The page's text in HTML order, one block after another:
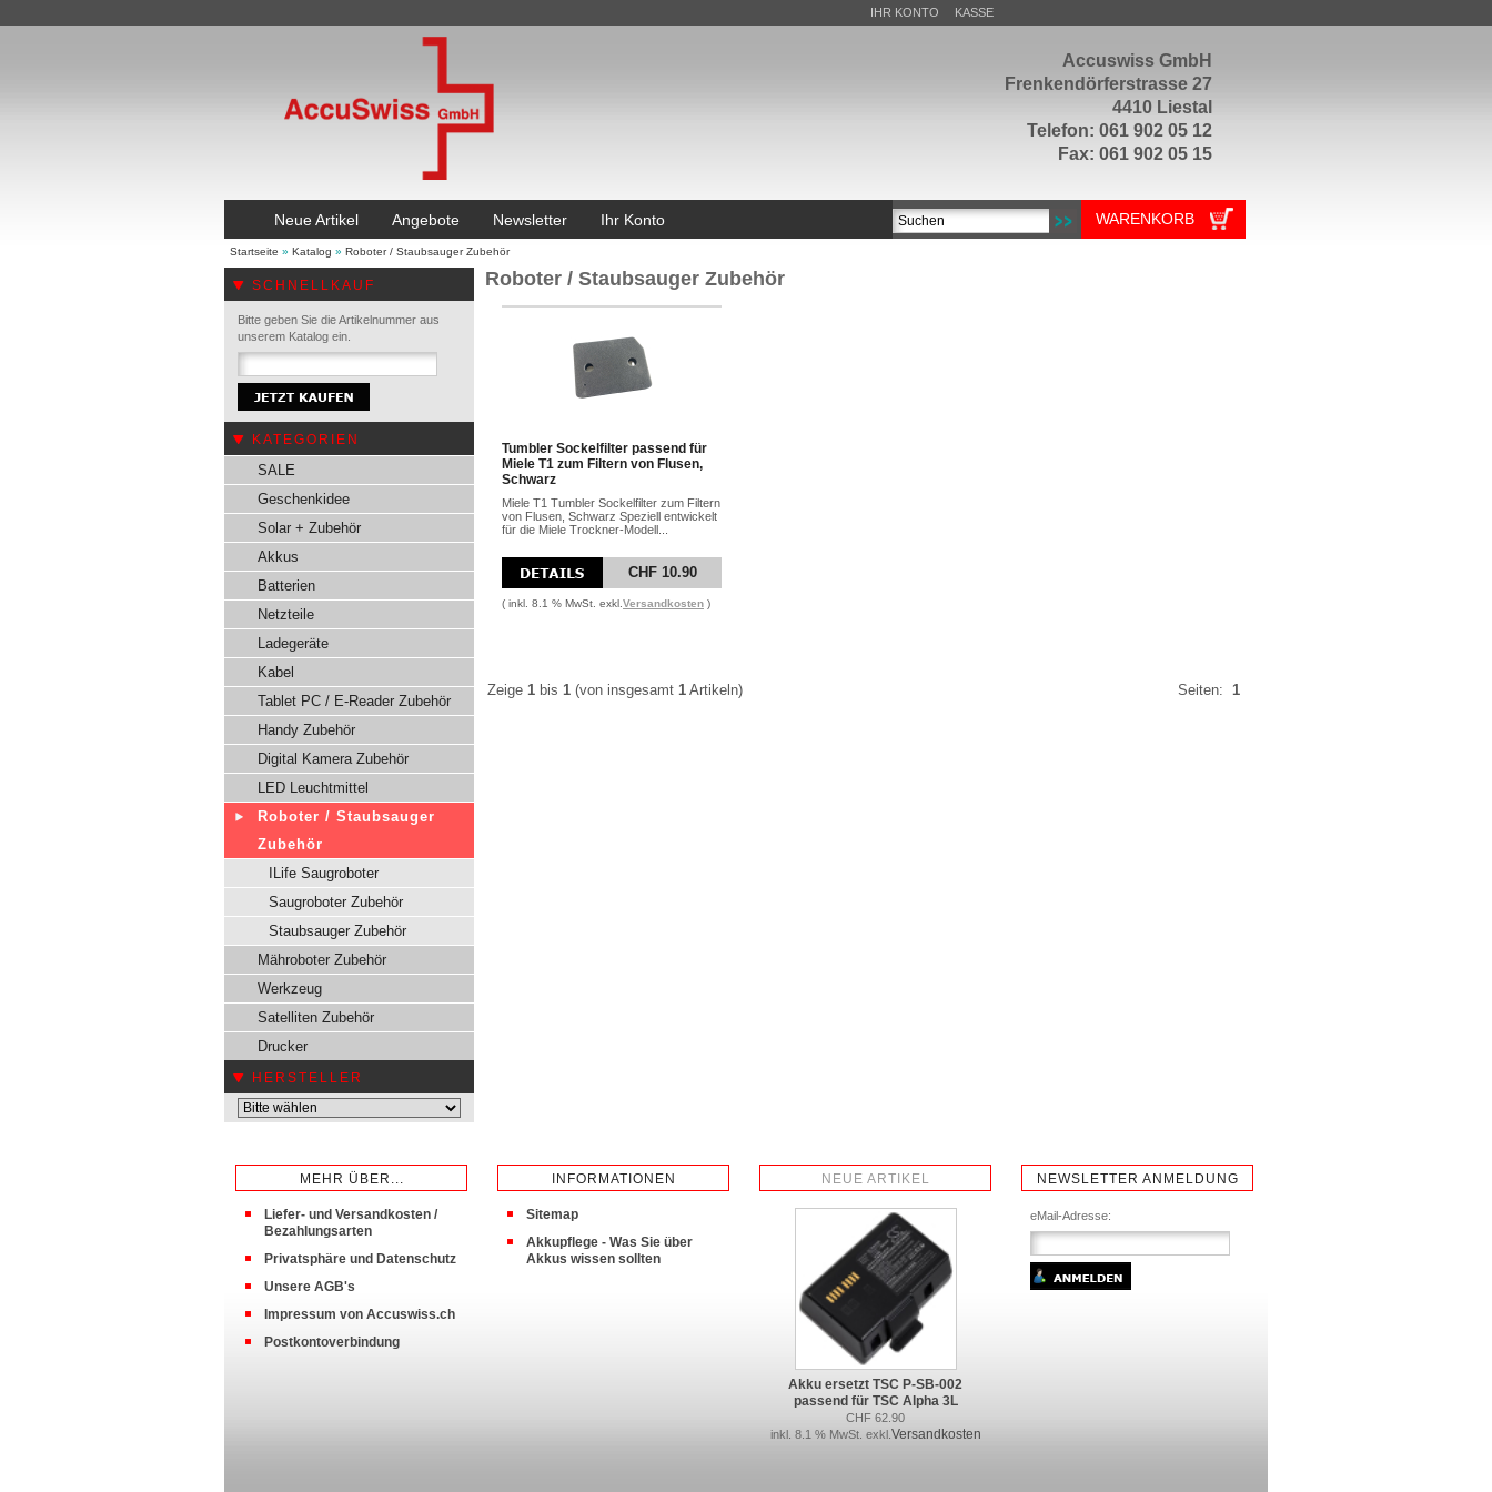
Accuswiss GmbH
Frenkendörferstrasse 27
4410 Liestal
Telefon: 061 902 05 12
Fax: 061 902 05 15
IHR KONTO KASSE
Neue Artikel Angebote Newsletter Ihr Konto WARENKORB
Startseite » Katalog » Roboter / Staubsauger Zubehör
SCHNELLKAUF
Bitte geben Sie die Artikelnummer aus
unserem Katalog ein.
KATEGORIEN
SALE
Geschenkidee
Solar + Zubehör
Akkus
Batterien
Netzteile
Ladegeräte
Kabel
Tablet PC / E-Reader Zubehör
Handy Zubehör
Digital Kamera Zubehör
LED Leuchtmittel
Roboter / Staubsauger
Zubehör
ILife Saugroboter
Saugroboter Zubehör
Staubsauger Zubehör
Mähroboter Zubehör
Werkzeug
Satelliten Zubehör
Drucker
HERSTELLER
Roboter / Staubsauger Zubehör
Tumbler Sockelfilter passend für
Miele T1 zum Filtern von Flusen,
Schwarz
Miele T1 Tumbler Sockelfilter zum Filtern
von Flusen, Schwarz Speziell entwickelt
für die Miele Trockner-Modell...
CHF 10.90
( inkl. 8.1 % MwSt. exkl. Versandkosten )
Zeige 1 bis 1 (von insgesamt 1 Artikeln) Seiten: 1
MEHR ÜBER...
Liefer- und Versandkosten /
Bezahlungsarten
Privatsphäre und Datenschutz
Unsere AGB's
Impressum von Accuswiss.ch
Postkontoverbindung
INFORMATIONEN
Sitemap
Akkupflege - Was Sie über
Akkus wissen sollten
NEUE ARTIKEL
Akku ersetzt TSC P-SB-002
passend für TSC Alpha 3L
CHF 62.90
inkl. 8.1 % MwSt. exkl. Versandkosten
NEWSLETTER ANMELDUNG
eMail-Adresse: